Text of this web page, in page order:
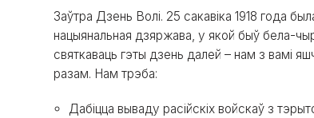
Заўтра Дзень Волі. 25 сакавіка 1918 года
нацыянальная дзяржава, у якой быў бела-
святкаваць гэты дзень далей – нам з вамі
разам. Нам трэба:
Дабіцца вываду расійскіх войскаў з